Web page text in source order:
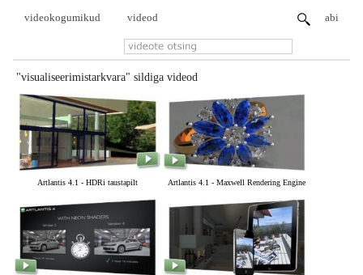
videokogumikud videod abi
"visualiseerimistarkvara" sildiga videod
Artlantis 4.1 - HDRi taustapilt Artlantis 4.1 - Maxwell Rendering Engine